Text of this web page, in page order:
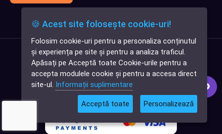
✕
Cauți o aplicație
software?
🍪 Acest site folosește cookie-uri!
Folosim cookie-uri pentru a personaliza conținutul
și experiența pe site și pentru a analiza traficul.
Apăsați pe Acceptă toate Cookie-urile pentru a
accepta modulele cookie și pentru a accesa direct
site-ul. Informații suplimentare
Acceptă toate Personalizează